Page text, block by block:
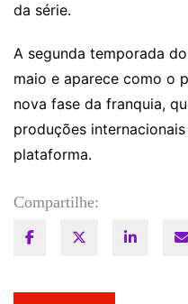
da série.
A segunda temporada
maio e aparece como o
nova fase da franquia,
produções
plataforma.
Compartilhe: